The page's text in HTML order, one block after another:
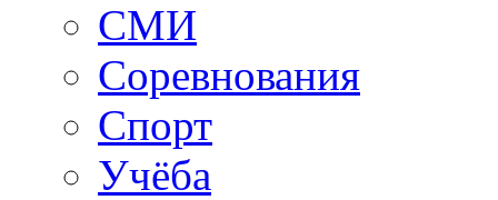
СМИ
Соревнования
Спорт
Учёба